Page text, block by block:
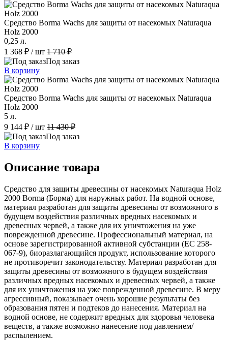
Средство Borma Wachs для защиты от насекомых Naturaqua
Holz 2000
0,25 л.
1 368 ₽ / шт 1 710 ₽
Под заказ
В корзину
Средство Borma Wachs для защиты от насекомых Naturaqua
Holz 2000
5 л.
9 144 ₽ / шт 11 430 ₽
Под заказ
В корзину
Описание товара
Средство для защиты древесины от насекомых Naturaqua Holz
2000 Borma (Борма) для наружных работ. На водной основе,
материал разработан для защиты древесины от возможного в
будущем воздействия различных вредных насекомых и
древесных червей, а также для их уничтожения на уже
поврежденной древесине. Профессиональный материал, на
основе зарегистрированной активной субстанции (EC 258-
067-9), биоразлагающийся продукт, использование которого
не противоречит законодательству. Материал разработан для
защиты древесины от возможного в будущем воздействия
различных вредных насекомых и древесных червей, а также
для их уничтожения на уже поврежденной древесине. В меру
агрессивный, показывает очень хорошие результаты без
образования пятен и подтеков до нанесения. Материал на
водной основе, не содержит вредных для здоровья человека
веществ, а также возможно нанесение под давлением/
распылением.